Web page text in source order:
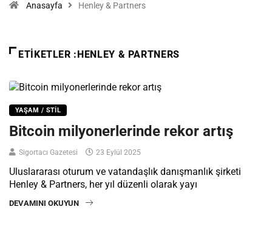
Anasayfa Henley & Partners
ETIKETLER :HENLEY & PARTNERS
YAŞAM / STIL
Bitcoin milyonerlerinde rekor artış
Sigortacı Gazetesi 23 Eylül 2025
Uluslararası oturum ve vatandaşlık danışmanlık şirketi
Henley & Partners, her yıl düzenli olarak yayı
DEVAMINI OKUYUN